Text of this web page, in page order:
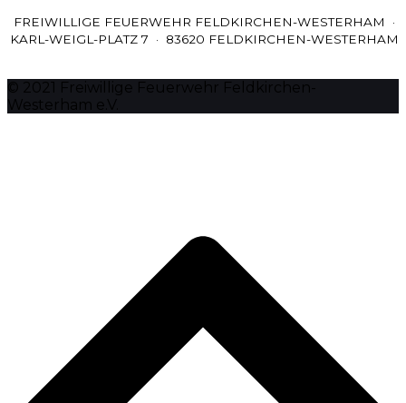
FREIWILLIGE FEUERWEHR FELDKIRCHEN-WESTERHAM ·
KARL-WEIGL-PLATZ 7 · 83620 FELDKIRCHEN-WESTERHAM
© 2021 Freiwillige Feuerwehr Feldkirchen-
Westerham e.V.